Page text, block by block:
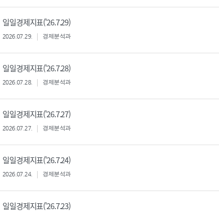
일일경제지표('26.7.29)
2026.07.29. 경제분석과
일일경제지표('26.7.28)
2026.07.28. 경제분석과
일일경제지표('26.7.27)
2026.07.27. 경제분석과
일일경제지표('26.7.24)
2026.07.24. 경제분석과
일일경제지표('26.7.23)